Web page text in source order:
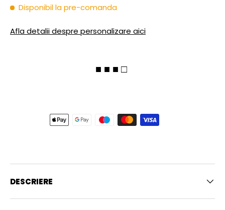
Disponibil la pre-comanda
Afla detalii despre personalizare aici
■ ■ ■ □
DESCRIERE